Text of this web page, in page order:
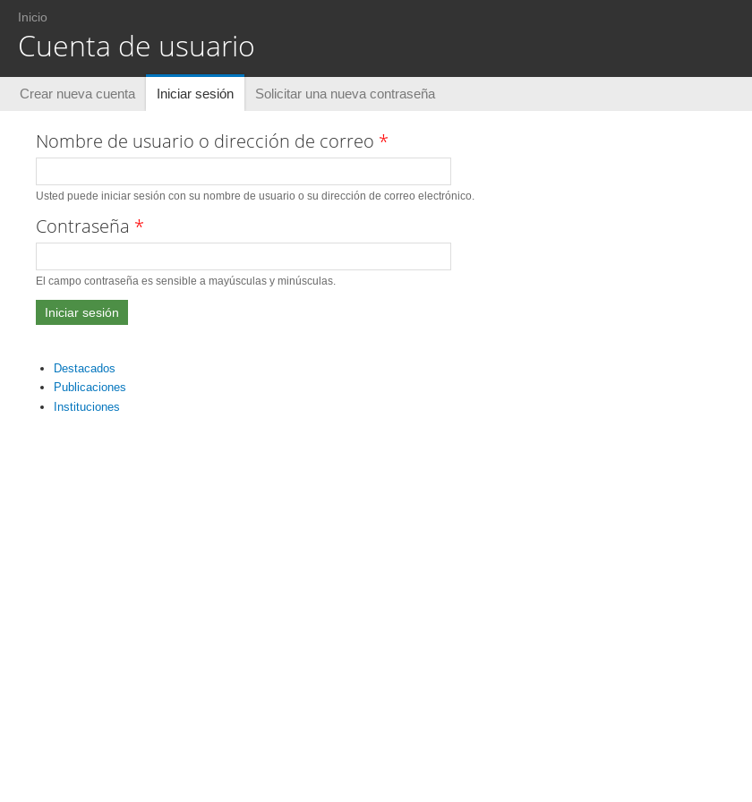
Usted está aquí
Inicio
Cuenta de usuario
Solapas principales
Crear nueva cuenta Iniciar sesión (solapa activa)
Solicitar una nueva contraseña
Nombre de usuario o dirección de correo *
Usted puede iniciar sesión con su nombre de usuario o su dirección de correo electrónico.
Contraseña *
El campo contraseña es sensible a mayúsculas y minúsculas.
Destacados
Publicaciones
Instituciones